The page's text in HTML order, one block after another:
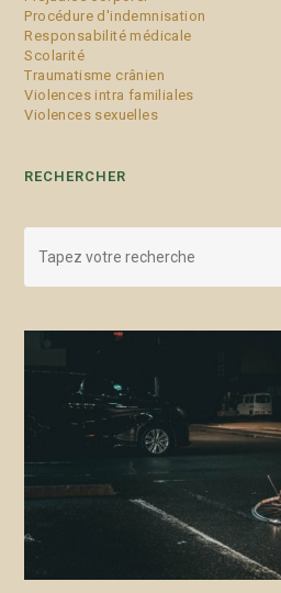
Procédure d'indemnisation
Responsabilité médicale
Scolarité
Traumatisme crânien
Violences intra familiales
Violences sexuelles
RECHERCHER